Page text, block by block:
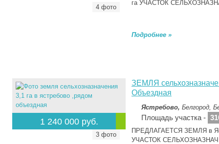
4 фото
га УЧАСТОК
Подробнее »
1 240 000 руб.
3 фото
ЗЕМЛЯ
Объездная
Ястребово, Белгород,
Площадь участка -
ПРЕДЛАГАЕТСЯ ЗЕМЛЯ в
УЧАСТОК